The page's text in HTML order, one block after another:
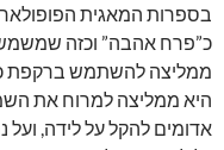
בספרות המאגית
כ”פרח אהבה” וכזה
ממליצה להשתמש ברקפת
היא ממליצה למרוח את
אדומים להקל על לידה,